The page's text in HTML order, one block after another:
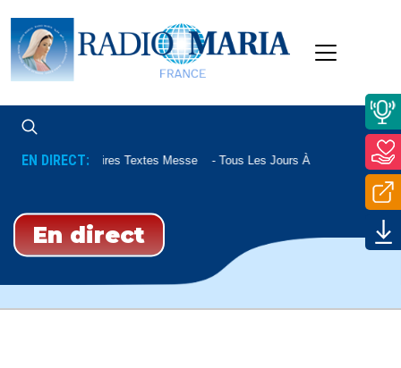
EN DIRECT:
Commentaires Textes Messe Tous Les Jours À 07h45 Et Le
En direct